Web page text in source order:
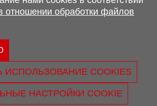
носит информационный характер и
офертой, определяемой п.2 ст.407
Республики Беларусь.
персональных данных
обработки файлов cookie.
№290667530 выдано 02.02.2009
Ленинского р-на г. Бреста
отношении обработки файлов
ИСПОЛЬЗОВАНИЕ COOKIES
НАСТРОЙКИ COOKIE